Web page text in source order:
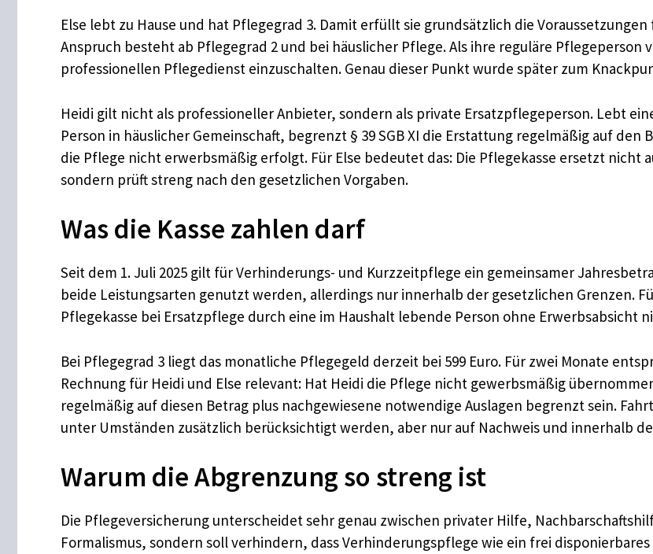
Else lebt zu Hause und hat Pflegegrad 3. Damit erfüllt sie grundsätzlich die
Anspruch besteht ab Pflegegrad 2 und bei häuslicher Pflege. Als ihre reguläre
professionellen Pflegedienst einzuschalten. Genau dieser Punkt wurde später zum
Heidi gilt nicht als professioneller Anbieter, sondern als private Ersatzpflegeperson. Lebt
Person in häuslicher Gemeinschaft, begrenzt § 39 SGB XI die Erstattung regelmäßig auf
die Pflege nicht erwerbsmäßig erfolgt. Für Else bedeutet das: Die Pflegekasse ersetzt
sondern prüft streng nach den gesetzlichen Vorgaben.
Was die Kasse zahlen darf
Seit dem 1. Juli 2025 gilt für Verhinderungs- und Kurzzeitpflege ein gemeinsamer
beide Leistungsarten genutzt werden, allerdings nur innerhalb der gesetzlichen Grenzen.
Pflegekasse bei Ersatzpflege durch eine im Haushalt lebende Person ohne Erwerbsabsicht
Bei Pflegegrad 3 liegt das monatliche Pflegegeld derzeit bei 599 Euro. Für zwei Monate
Rechnung für Heidi und Else relevant: Hat Heidi die Pflege nicht gewerbsmäßig
regelmäßig auf diesen Betrag plus nachgewiesene notwendige Auslagen begrenzt sein.
unter Umständen zusätzlich berücksichtigt werden, aber nur auf Nachweis und innerhalb
Warum die Abgrenzung so streng ist
Die Pflegeversicherung unterscheidet sehr genau zwischen privater Hilfe,
Formalismus, sondern soll verhindern, dass Verhinderungspflege wie ein frei